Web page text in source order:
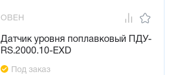
ОВЕН
Датчик уровня поплавковый ПДУ-
RS.2000.10-ЕХD
Под заказ